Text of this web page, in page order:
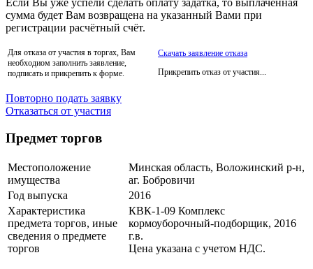
Если Вы уже успели сделать оплату задатка, то выплаченная
сумма будет Вам возвращена на указанный Вами при
регистрации расчётный счёт.
Для отказа от участия в торгах, Вам
необходиом заполнить заявление,
подписать и прикрепить к форме.
Скачать заявление отказа
Прикрепить отказ от участия...
Повторно подать заявку
Отказаться от участия
Предмет торгов
Местоположение
имущества
Минская область, Воложинский р-н,
аг. Бобровичи
Год выпуска
2016
Характеристика
предмета торгов, иные
сведения о предмете
торгов
КВК-1-09 Комплекс
кормоуборочный-подборщик, 2016
г.в.
Цена указана с учетом НДС.